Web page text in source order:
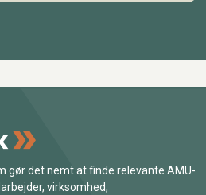
gør det nemt at finde relevante AMU-
virksomhed,